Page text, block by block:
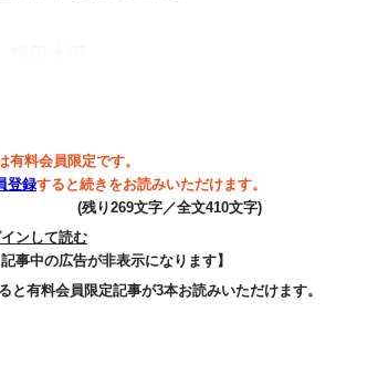
有料会員限定です。
登録すると続きをお読みいただけます。
(残り269文字／全文410文字)
ンして読む
事中の広告が非表示になります】
と有料会員限定記事が3本お読みいただけます。